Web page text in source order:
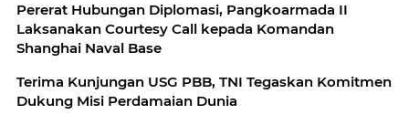
Pererat Hubungan Diplomasi, Pangkoarmada II
Laksanakan Courtesy Call kepada Komandan
Shanghai Naval Base
Terima Kunjungan USG PBB, TNI Tegaskan Komitmen
Dukung Misi Perdamaian Dunia